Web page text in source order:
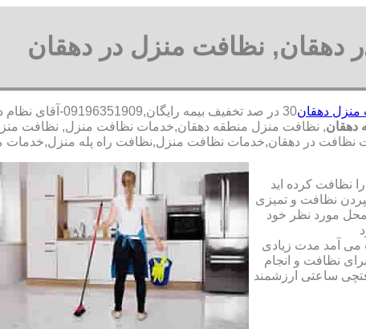
دهقان, نظافت منزل در دهقان
منزل دهقان
30 در صد تخفیف
دهقان, نظافت منزل منطقه دهقان,خدمات نظافت منزل, نظافت
نظافت در دهقان,خدمات نظافت منزل,نظافت راه پله
نظافت کرده اید
نظافت و تمیزی
مورد نظر خود
می آمد مدت زیادی
نظافت و انجام
ساعتی ارزشمند